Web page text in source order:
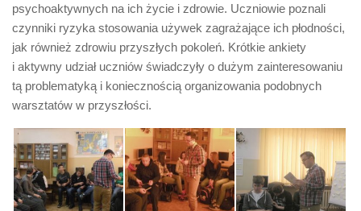
psychoaktywnych na ich życie i zdrowie. Uczniowie poznali
czynniki ryzyka stosowania używek zagrażające ich płodności,
jak również zdrowiu przyszłych pokoleń. Krótkie ankiety
i aktywny udział uczniów świadczyły o dużym zainteresowaniu
tą problematyką i koniecznością organizowania podobnych
warsztatów w przyszłości.